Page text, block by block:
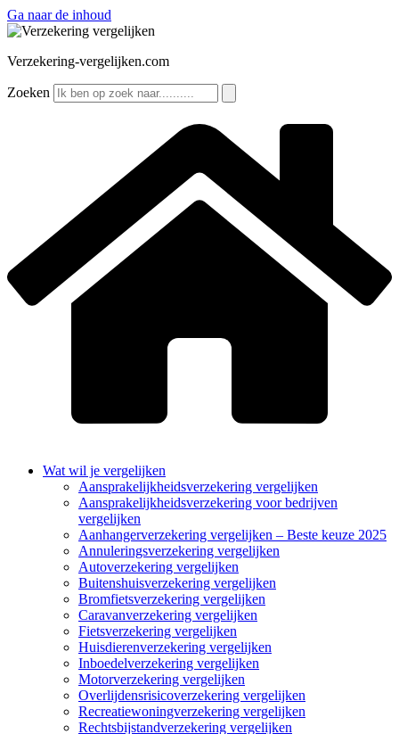
Ga naar de inhoud
Verzekering-vergelijken.com
Zoeken
Wat wil je vergelijken
Aansprakelijkheidsverzekering vergelijken
Aansprakelijkheidsverzekering voor bedrijven
vergelijken
Aanhangerverzekering vergelijken – Beste keuze 2025
Annuleringsverzekering vergelijken
Autoverzekering vergelijken
Buitenshuisverzekering vergelijken
Bromfietsverzekering vergelijken
Caravanverzekering vergelijken
Fietsverzekering vergelijken
Huisdierenverzekering vergelijken
Inboedelverzekering vergelijken
Motorverzekering vergelijken
Overlijdensrisicoverzekering vergelijken
Recreatiewoningverzekering vergelijken
Rechtsbijstandverzekering vergelijken